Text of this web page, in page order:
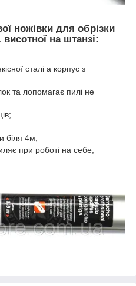
ножівки для обрізки
на штанзі:
сталі а корпус з
та лопомагає пилі не
біля 4м;
при роботі на себе;